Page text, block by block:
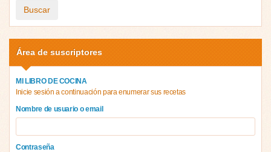
Buscar
Área de suscriptores
MI LIBRO DE COCINA
Inicie sesión a continuación para enumerar sus recetas
Nombre de usuario o email
Contraseña